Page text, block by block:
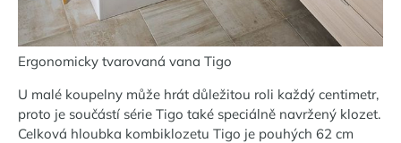
Ergonomicky tvarovaná vana Tigo
U malé koupelny může hrát důležitou roli každý centimetr,
proto je součástí série Tigo také speciálně navržený klozet.
Celková hloubka kombiklozetu Tigo je pouhých 62 cm